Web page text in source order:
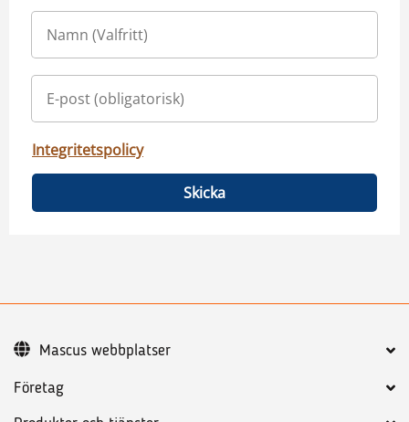
Integritetspolicy
Skicka
Företag
Mascus webbplatser